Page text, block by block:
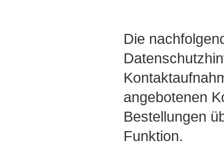
Die
angebotenen
Bestellungen
Funktion.